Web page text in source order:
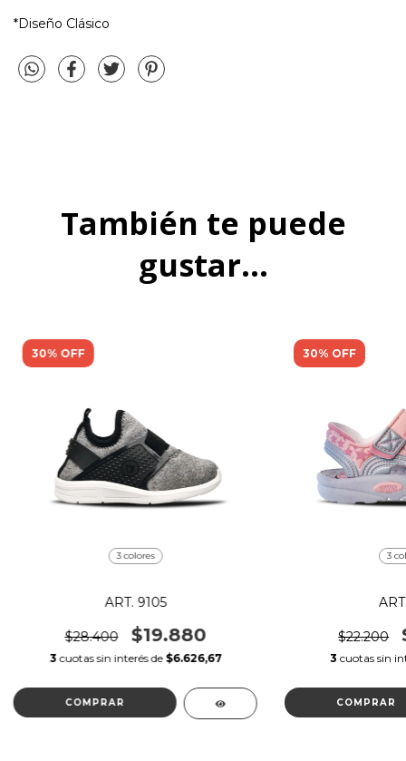
*Diseño Clásico
También te puede
gustar...
30% OFF
3 colores
ART. 9105
$28.400 $19.880
3 cuotas sin interés de $6.626,67
COMPRAR
30% OFF
3
$22.200
3 cuotas sin
COMPRAR